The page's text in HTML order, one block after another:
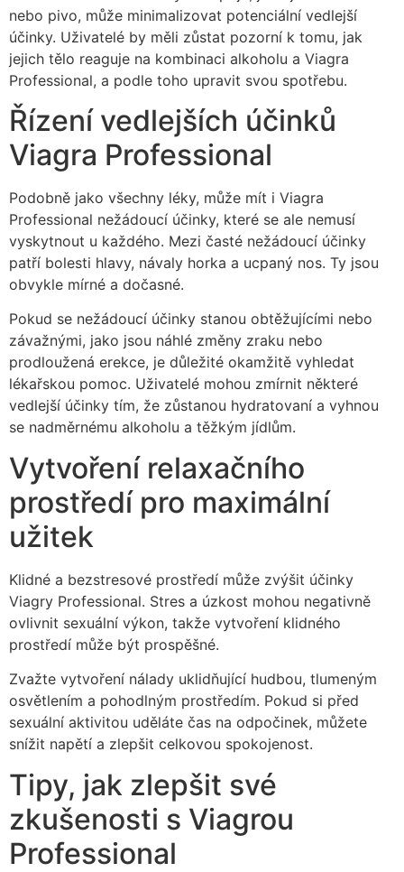
nebo pivo, může minimalizovat potenciální vedlejší
účinky. Uživatelé by měli zůstat pozorní k tomu, jak
jejich tělo reaguje na kombinaci alkoholu a Viagra
Professional, a podle toho upravit svou spotřebu.
Řízení vedlejších účinků
Viagra Professional
Podobně jako všechny léky, může mít i Viagra
Professional nežádoucí účinky, které se ale nemusí
vyskytnout u každého. Mezi časté nežádoucí účinky
patří bolesti hlavy, návaly horka a ucpaný nos. Ty jsou
obvykle mírné a dočasné.
Pokud se nežádoucí účinky stanou obtěžujícími nebo
závažnými, jako jsou náhlé změny zraku nebo
prodloužená erekce, je důležité okamžitě vyhledat
lékařskou pomoc. Uživatelé mohou zmírnit některé
vedlejší účinky tím, že zůstanou hydratovaní a vyhnou
se nadměrnému alkoholu a těžkým jídlům.
Vytvoření relaxačního
prostředí pro maximální
užitek
Klidné a bezstresové prostředí může zvýšit účinky
Viagry Professional. Stres a úzkost mohou negativně
ovlivnit sexuální výkon, takže vytvoření klidného
prostředí může být prospěšné.
Zvažte vytvoření nálady uklidňující hudbou, tlumeným
osvětlením a pohodlným prostředím. Pokud si před
sexuální aktivitou uděláte čas na odpočinek, můžete
snížit napětí a zlepšit celkovou spokojenost.
Tipy, jak zlepšit své
zkušenosti s Viagrou
Professional